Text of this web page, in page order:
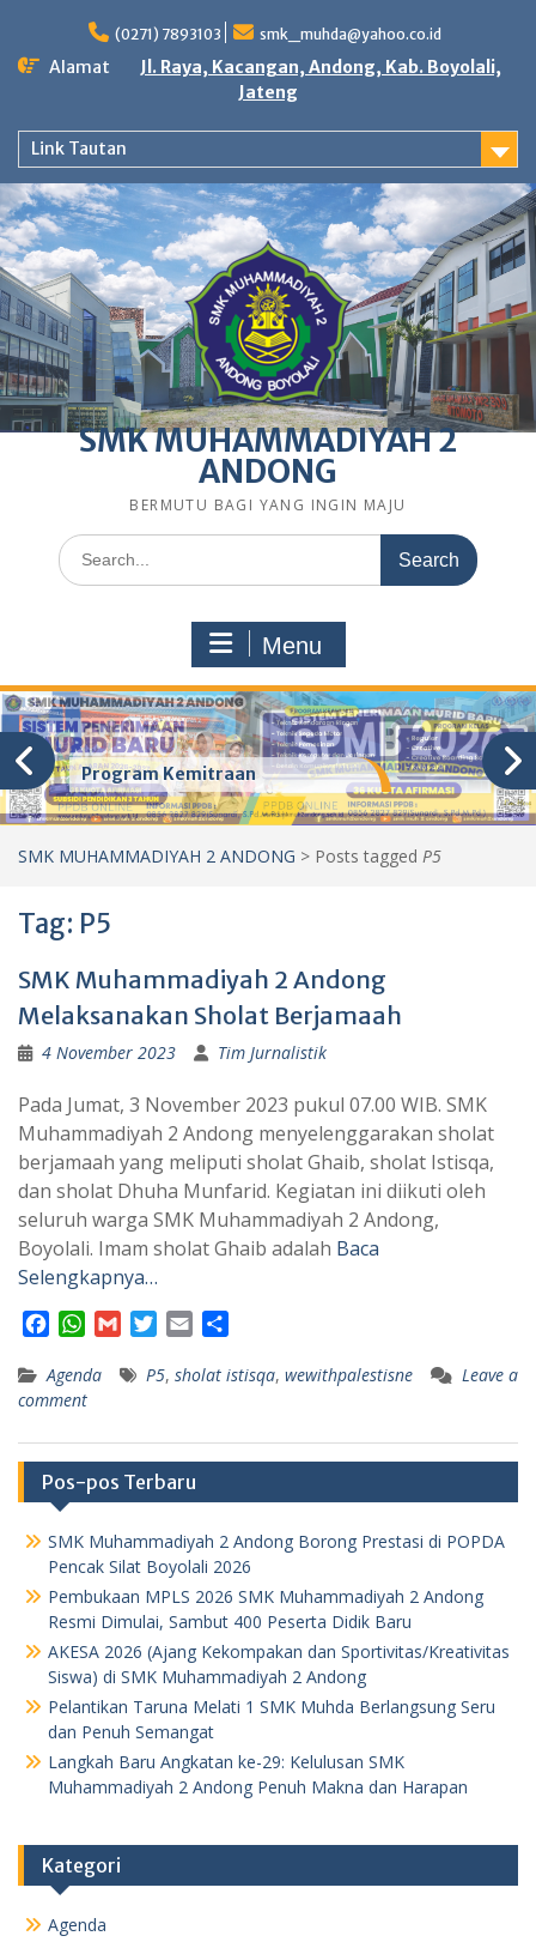
content
(0271) 7893103 smk_muhda@yahoo.co.id
Alamat
Jl. Raya, Kacangan, Andong, Kab. Boyolali,
Jateng
Link Tautan
SMK MUHAMMADIYAH 2
ANDONG
BERMUTU BAGI YANG INGIN MAJU
Search
for:
Menu
Program Kemitraan
SMK MUHAMMADIYAH 2 ANDONG > Posts tagged P5
Tag: P5
SMK Muhammadiyah 2 Andong
Melaksanakan Sholat Berjamaah
4 November 2023 Tim Jurnalistik
Pada Jumat, 3 November 2023 pukul 07.00 WIB. SMK
Muhammadiyah 2 Andong menyelenggarakan sholat
berjamaah yang meliputi sholat Ghaib, sholat Istisqa,
dan sholat Dhuha Munfarid. Kegiatan ini diikuti oleh
seluruh warga SMK Muhammadiyah 2 Andong,
Boyolali. Imam sholat Ghaib adalah Baca
Selengkapnya…
c
e
o
o
k
W
a
t
A
p
p
a
i
e
r
a
a
Agenda P5, sholat istisqa, wewithpalestisne
Leave a
comment
Pos-pos Terbaru
SMK Muhammadiyah 2 Andong Borong Prestasi di POPDA
Pencak Silat Boyolali 2026
Pembukaan MPLS 2026 SMK Muhammadiyah 2 Andong
Resmi Dimulai, Sambut 400 Peserta Didik Baru
AKESA 2026 (Ajang Kekompakan dan Sportivitas/Kreativitas
Siswa) di SMK Muhammadiyah 2 Andong
Pelantikan Taruna Melati 1 SMK Muhda Berlangsung Seru
dan Penuh Semangat
Langkah Baru Angkatan ke-29: Kelulusan SMK
Muhammadiyah 2 Andong Penuh Makna dan Harapan
Kategori
Agenda